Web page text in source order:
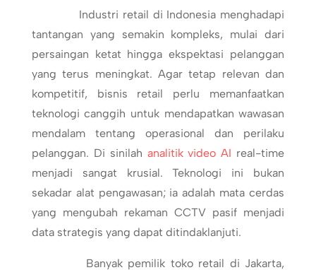
Industri retail di Indonesia menghadapi
tantangan yang semakin kompleks, mulai dari
persaingan ketat hingga ekspektasi pelanggan
yang terus meningkat. Agar tetap relevan dan
kompetitif, bisnis retail perlu memanfaatkan
teknologi canggih untuk mendapatkan wawasan
mendalam tentang operasional dan perilaku
pelanggan. Di sinilah analitik video AI real-time
menjadi sangat krusial. Teknologi ini bukan
sekadar alat pengawasan; ia adalah mata cerdas
yang mengubah rekaman CCTV pasif menjadi
data strategis yang dapat ditindaklanjuti.
Banyak pemilik toko retail di Jakarta,